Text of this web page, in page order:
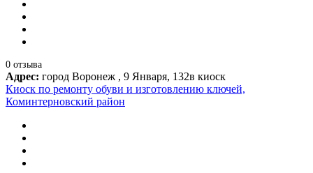
0 отзыва
Адрес: город Воронеж , 9 Января, 132в киоск
Киоск по ремонту обуви и изготовлению ключей,
Коминтерновский район